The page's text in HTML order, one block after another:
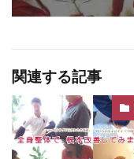
関連する記事